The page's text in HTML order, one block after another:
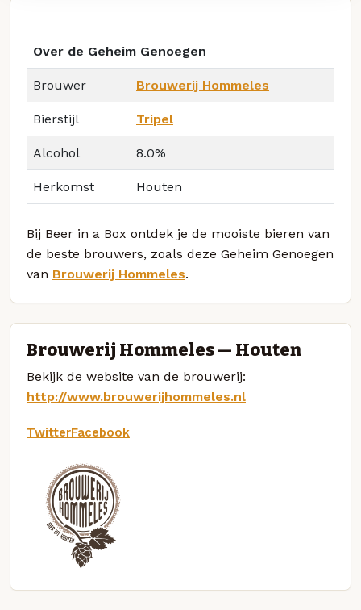
Over de Geheim Genoegen
Brouwer Brouwerij Hommeles
Bierstijl Tripel
Alcohol 8.0%
Herkomst Houten
Bij Beer in a Box ontdek je de mooiste bieren van
de beste brouwers, zoals deze Geheim Genoegen
van Brouwerij Hommeles.
Brouwerij Hommeles — Houten
Bekijk de website van de brouwerij:
http://www.brouwerijhommeles.nl
TwitterFacebook